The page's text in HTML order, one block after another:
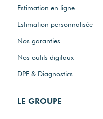
Estimation en ligne
Estimation personnalisée
Nos garanties
Nos outils digitaux
DPE & Diagnostics
LE GROUPE